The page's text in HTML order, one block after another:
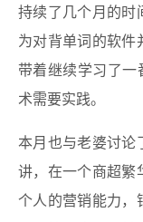
持续了几个月的时
为对背单词的软件
带着继续学习了一
术需要实践。
本月也与老婆讨论
讲，在一个商超繁
个人的营销能力，